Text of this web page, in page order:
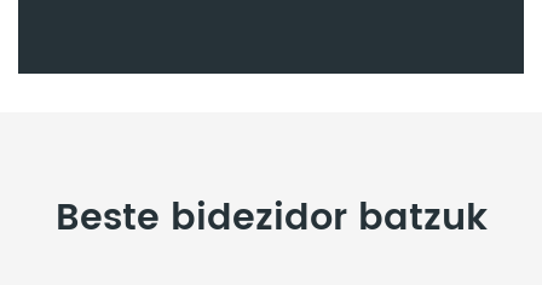
Beste bidezidor batzuk